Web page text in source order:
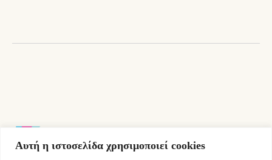
Αυτή η ιστοσελίδα χρησιμοποιεί cookies